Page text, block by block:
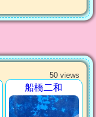
50 views
船橋二和